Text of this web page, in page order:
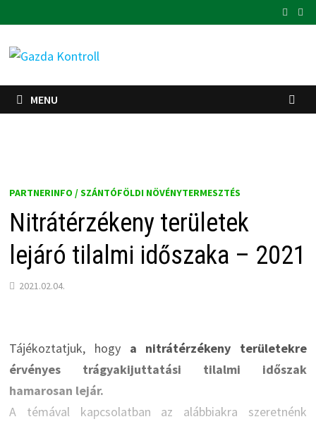
to
content
MENU
PARTNERINFO / SZÁNTÓFÖLDI NÖVÉNYTERMESZTÉS
Nitrátérzékeny területek
lejáró tilalmi időszaka – 2021
2021.02.04.
Tájékoztatjuk, hogy a nitrátérzékeny területekre
érvényes trágyakijuttatási tilalmi időszak
hamarosan lejár.
A témával kapcsolatban az alábbiakra szeretnénk